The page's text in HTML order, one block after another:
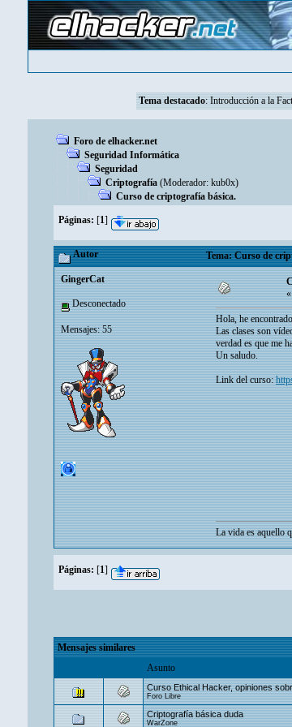
Tema destacado: Introducción a la
Foro de elhacker.net
Seguridad Informática
Seguridad
Criptografía (Moderador: kub0x)
Curso de criptografía básica.
Páginas: [1]
Autor Tema: Curso de
GingerCat
Desconectado
Mensajes: 55
Hola, he
Las clases son
verdad es que me
Un saludo.
Link del curso:
La vida es aquello
Páginas: [1]
Mensajes similares
Asunto
Curso Ethical Hacker, opiniones
Foro Libre
Criptografía básica duda
WarZone